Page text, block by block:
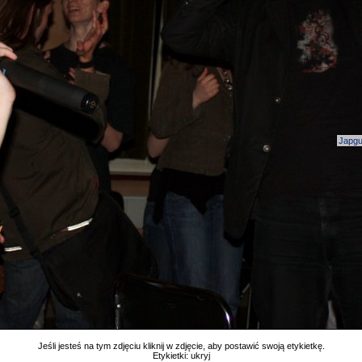
Jeśli jesteś na tym zdjęciu kliknij w zdjęcie, aby postawić swoją etykietkę.
Etykietki: ukryj